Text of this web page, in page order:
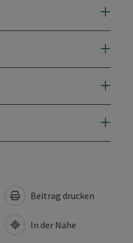
Beitrag drucken
In der Nähe